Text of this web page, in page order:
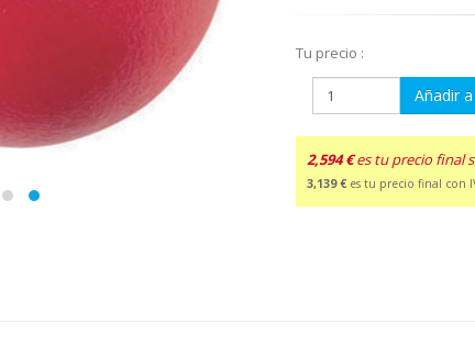
Tu precio :
Añadir
2,594 €es tu precio final
3,139 € es tu precio final con